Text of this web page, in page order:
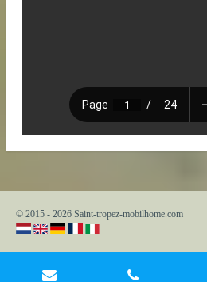
© 2015 - 2026 Saint-tropez-mobilhome.com